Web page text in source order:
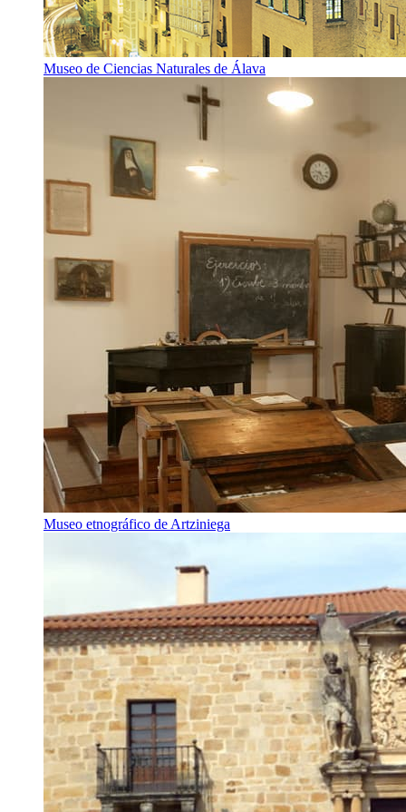
Museo de Ciencias Naturales de Álava
Museo etnográfico de Artziniega